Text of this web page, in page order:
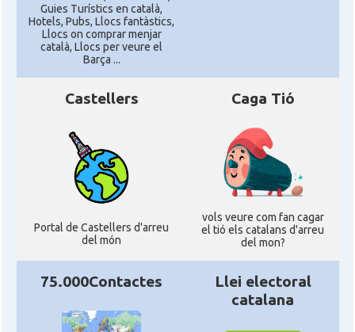
Guies Turístics en català,
Hotels, Pubs, Llocs fantàstics,
Llocs on comprar menjar
català, Llocs per veure el
Barça ...
Castellers
Portal de Castellers d'arreu
del món
Caga Tió
vols veure com fan cagar
el tió els catalans d'arreu
del mon?
75.000Contactes
Llei electoral
catalana